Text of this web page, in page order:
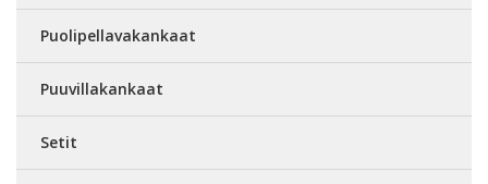
Puolipellavakankaat
Puuvillakankaat
Setit